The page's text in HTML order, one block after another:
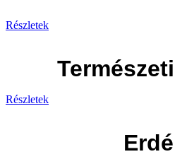
Részletek
Részletek